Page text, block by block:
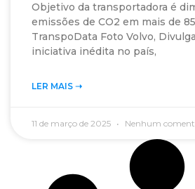
Objetivo da transportadora é
emissões de CO2 em mais de
TranspoData Foto Volvo,
iniciativa inédita no país,
LER MAIS ➝‬
11 de março de 2025 Nenhum